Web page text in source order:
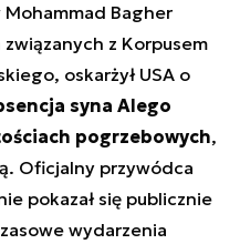
Bagher
z Korpusem
oskarżył USA o
syna Alego
pogrzebowych,
Oficjalny przywódca
pokazał się publicznie
wydarzenia